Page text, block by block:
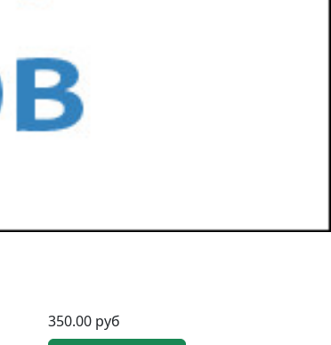
350.00 руб